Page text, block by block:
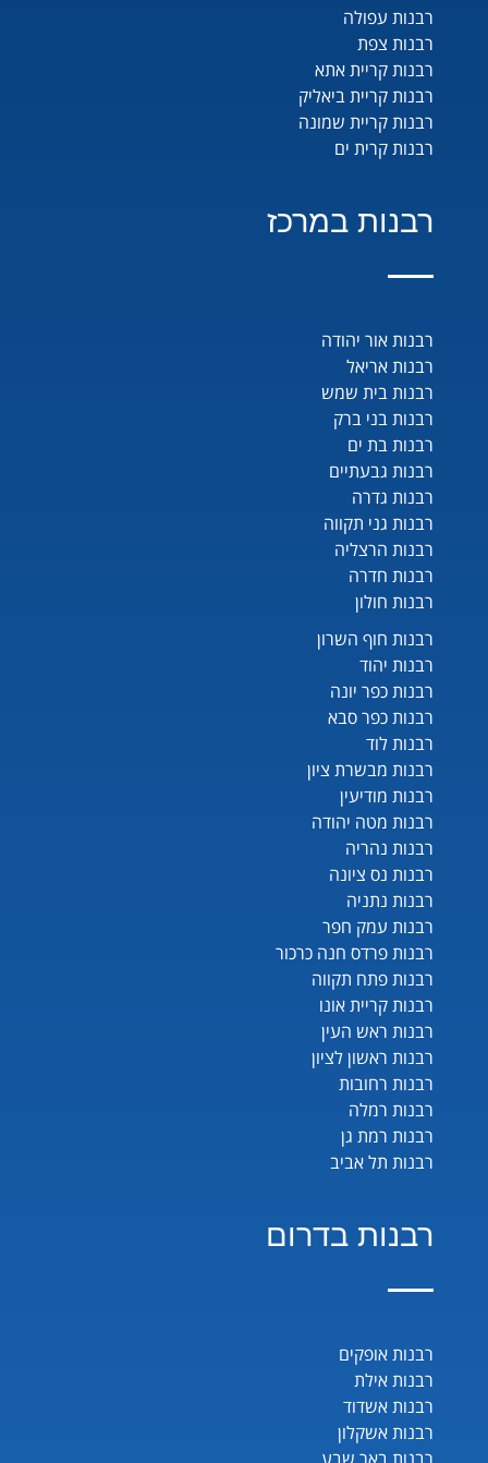
רבנות עפולה
רבנות צפת
רבנות קריית אתא
רבנות קריית ביאליק
רבנות קריית שמונה
רבנות קרית ים
רבנות במרכז
רבנות אור יהודה
רבנות אריאל
רבנות בית שמש
רבנות בני ברק
רבנות בת ים
רבנות גבעתיים
רבנות גדרה
רבנות גני תקווה
רבנות הרצליה
רבנות חדרה
רבנות חולון
רבנות חוף השרון
רבנות יהוד
רבנות כפר יונה
רבנות כפר סבא
רבנות לוד
רבנות מבשרת ציון
רבנות מודיעין
רבנות מטה יהודה
רבנות נהריה
רבנות נס ציונה
רבנות נתניה
רבנות עמק חפר
רבנות פרדס חנה כרכור
רבנות פתח תקווה
רבנות קריית אונו
רבנות ראש העין
רבנות ראשון לציון
רבנות רחובות
רבנות רמלה
רבנות רמת גן
רבנות תל אביב
רבנות בדרום
רבנות אופקים
רבנות אילת
רבנות אשדוד
רבנות אשקלון